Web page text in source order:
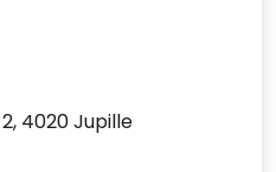
4020 Jupille